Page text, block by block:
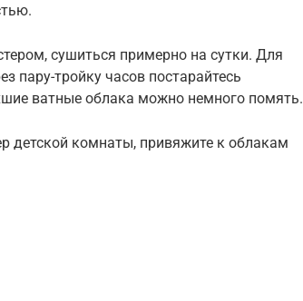
сушиться примерно на сутки. Для
пару-тройку часов постарайтесь
ватные облака можно немного помять.
детской комнаты, привяжите к облакам